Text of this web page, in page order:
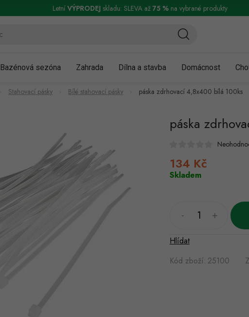
Vrácení a reklamace Podmínky ochrany osobních údajů Obchodní
LetníVÝPRODEJ skladu: SLEVA až 75 %na vybrané produkty
Bazénová sezóna Zahrada Dílna a stavba Domácnost
Stahovací pásky Bílé stahovací pásky páska zdrhovací 4,8x400 bílá 100ks
páska
134 Kč
Skladem
Kód zboží: 25100
Hlídat